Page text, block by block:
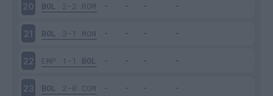
20 BOL 2-2 ROM
21 BOL 3-1 MON
22 EMP 1-1 BOL
23 BOL 2-0 COM